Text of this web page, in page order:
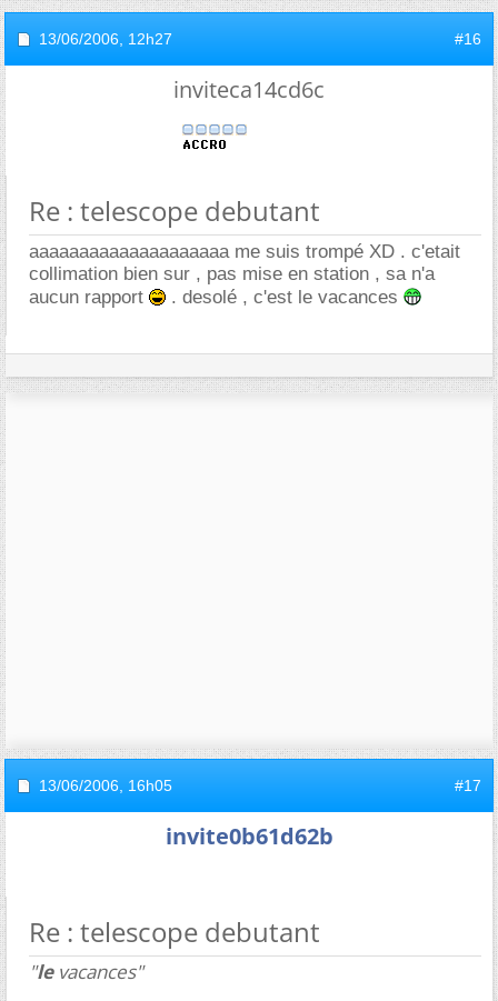
13/06/2006, 12h27 #16
inviteca14cd6c
Re : telescope debutant
aaaaaaaaaaaaaaaaaaaa me suis trompé XD . c'etait
collimation bien sur , pas mise en station , sa n'a
aucun rapport
. desolé , c'est le vacances
13/06/2006, 16h05 #17
invite0b61d62b
Re : telescope debutant
"levacances"